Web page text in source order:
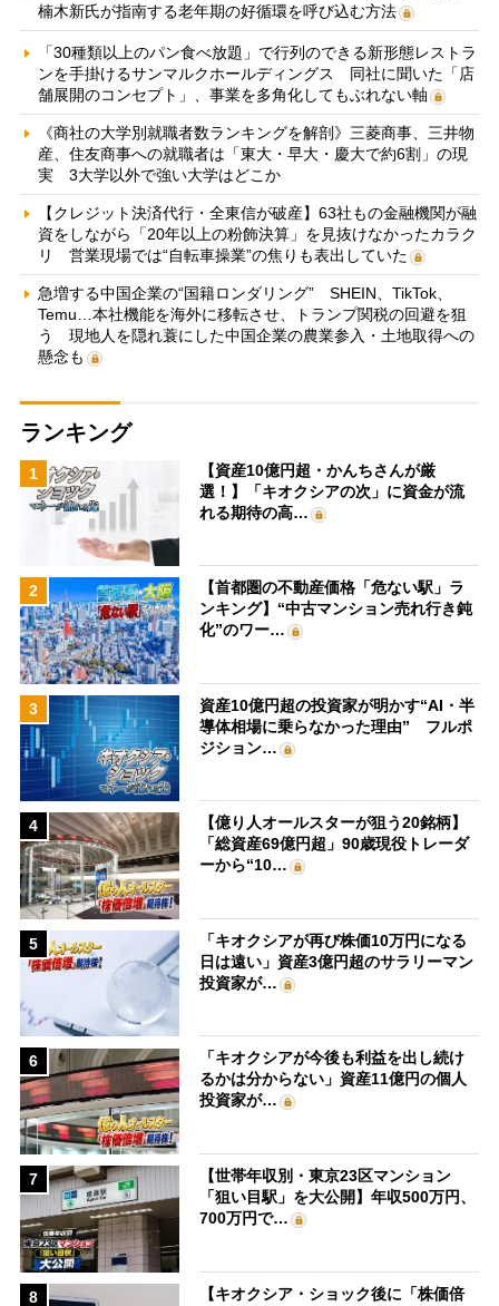
楠木新氏が指南する老年期の好循環を呼び込む方法
「30種類以上のパン食べ放題」で行列のできる新形態レストラ
ンを手掛けるサンマルクホールディングス 同社に聞いた「店
舗展開のコンセプト」、事業を多角化してもぶれない軸
《商社の大学別就職者数ランキングを解剖》三菱商事、三井物
産、住友商事への就職者は「東大・早大・慶大で約6割」の現
実 3大学以外で強い大学はどこか
【クレジット決済代行・全東信が破産】63社もの金融機関が融
資をしながら「20年以上の粉飾決算」を見抜けなかったカラク
リ 営業現場では“自転車操業”の焦りも表出していた
急増する中国企業の“国籍ロンダリング” SHEIN、TikTok、
Temu…本社機能を海外に移転させ、トランプ関税の回避を狙
う 現地人を隠れ蓑にした中国企業の農業参入・土地取得への
懸念も
ランキング
1
【資産10億円超・かんちさんが厳
選！】「キオクシアの次」に資金が流
れる期待の高…
2
【首都圏の不動産価格「危ない駅」ラ
ンキング】“中古マンション売れ行き鈍
化”のワー…
3
資産10億円超の投資家が明かす“AI・半
導体相場に乗らなかった理由” フルポ
ジション…
4
【億り人オールスターが狙う20銘柄】
「総資産69億円超」90歳現役トレーダ
ーから“10…
5
「キオクシアが再び株価10万円になる
日は遠い」資産3億円超のサラリーマン
投資家が…
6
「キオクシアが今後も利益を出し続け
るかは分からない」資産11億円の個人
投資家が…
7
【世帯年収別・東京23区マンション
「狙い目駅」を大公開】年収500万円、
700万円で…
8
【キオクシア・ショック後に「株価倍